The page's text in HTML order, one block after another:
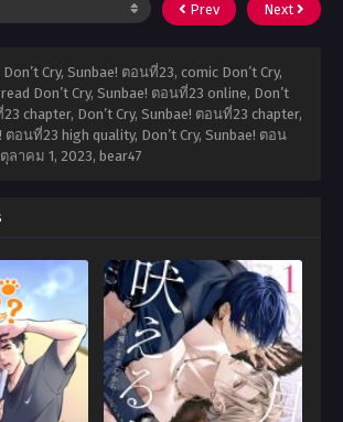
Prev Next
Cry, Sunbae! ตอนที่23, comic Don’t Cry,
Don’t Cry, Sunbae! ตอนที่23 online, Don’t
chapter, Don’t Cry, Sunbae! ตอนที่23 chapter,
ตอนที่23 high quality, Don’t Cry, Sunbae! ตอน
ตุลาคม 1, 2023, bear47